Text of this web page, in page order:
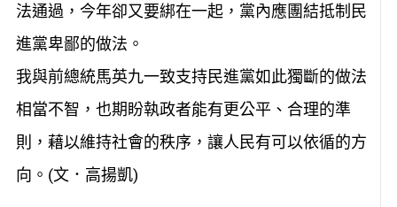
法通過，今年卻又要綁在一起，黨內應團結抵制民
進黨卑鄙的做法。
我與前總統馬英九一致支持民進黨如此獨斷的做法
相當不智，也期盼執政者能有更公平、合理的準
則，藉以維持社會的秩序，讓人民有可以依循的方
向。(文．高揚凱)